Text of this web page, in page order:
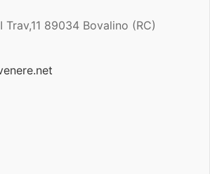
Trav,11 89034 Bovalino (RC)